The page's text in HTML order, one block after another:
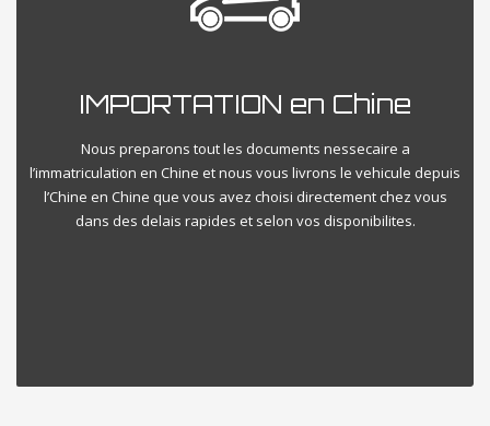
IMPORTATION en Chine
Nous preparons tout les documents nessecaire a
l’immatriculation en Chine et nous vous livrons le vehicule depuis
l’Chine en Chine que vous avez choisi directement chez vous
dans des delais rapides et selon vos disponibilites.